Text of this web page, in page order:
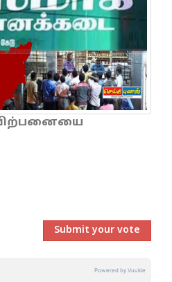
விற்பனையை
Submit your vote